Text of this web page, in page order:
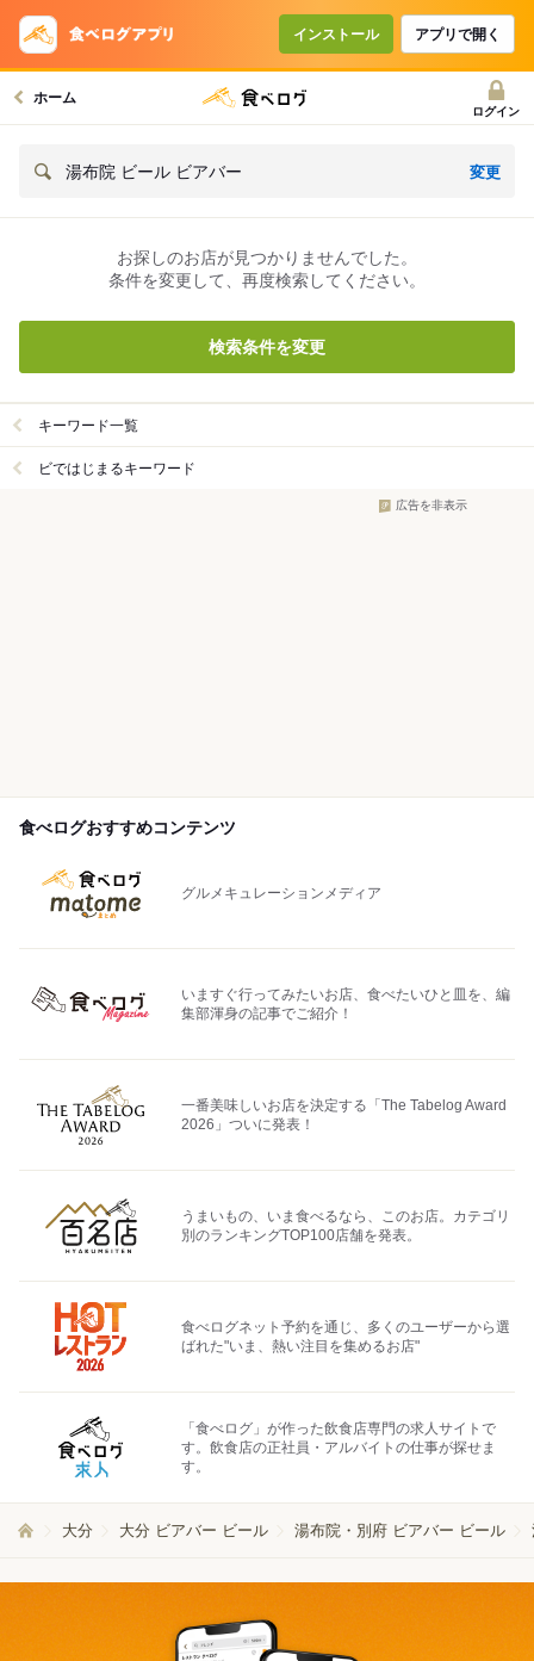
インストール アプリで開く
ホーム
ログイン
湯布院 ビール ビアバー 変更
お探しのお店が見つかりませんでした。
条件を変更して、再度検索してください。
検索条件を変更
キーワード一覧
ビではじまるキーワード
広告を非表示
食べログおすすめコンテンツ
グルメキュレーションメディア
いますぐ行ってみたいお店、食べたいひと皿を、編
集部渾身の記事でご紹介！
一番美味しいお店を決定する「The Tabelog Award
2026」ついに発表！
うまいもの、いま食べるなら、このお店。カテゴリ
別のランキングTOP100店舗を発表。
食べログネット予約を通じ、多くのユーザーから選
ばれた"いま、熱い注目を集めるお店"
「食べログ」が作った飲食店専門の求人サイトで
す。飲食店の正社員・アルバイトの仕事が探せま
す。
大分 大分 ビアバー ビール 湯布院・別府 ビアバー ビール